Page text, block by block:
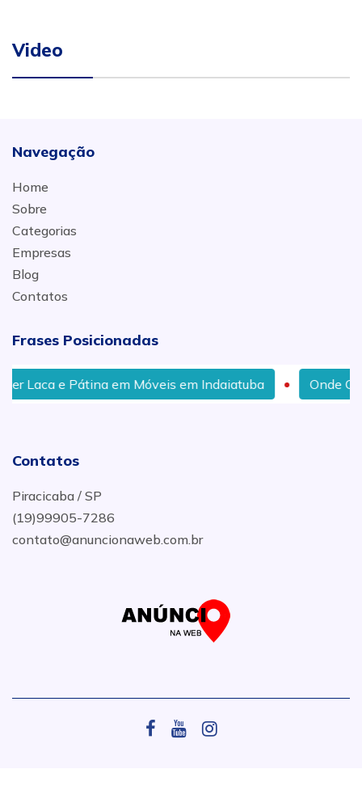
Video
Navegação
Home
Sobre
Categorias
Empresas
Blog
Contatos
Frases Posicionadas
em Móveis em Indaiatuba Onde Comprar
Contatos
Piracicaba / SP
(19)99905-7286
contato@anuncionaweb.com.br